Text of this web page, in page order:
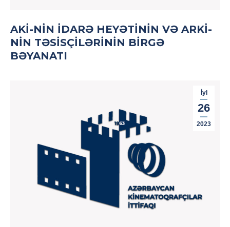
AKİ-NIN İDARƏ HEYƏTININ VƏ ARKİ-
NIN TƏSISÇILƏRININ BIRGƏ
BƏYANATI
İyl
26
2023